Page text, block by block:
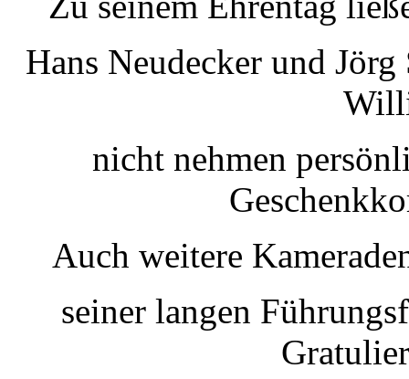
Hans Neudecker und
nicht nehmen
Auch weitere
seiner langen